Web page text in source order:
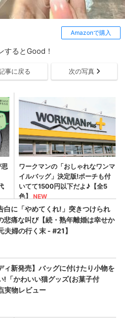
Amazonで購入
するとGood！
事に戻る 次の写真